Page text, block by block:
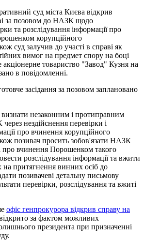
суд міста Києва відкрив
за позовом до НАЗК щодо
та розслідування інформації про
корупційного
суд залучив до участі в справі як
вимог на предмет спору на боці
акціонерне товариство "Завод" Кузня на
в повідомленні.
засідання за позовом заплановано
незаконним і протиправним
нездійснення перевірки і
про вчинення корупційного
позивач просить зобов'язати НАЗК
про вчинення Порошенком такого
розслідування інформації та вжити
на притягнення винних осіб до
позивачеві детальну письмову
перевірки, розслідування та вжиті
офіс генпрокурора відкрив справу на
за фактом можливих
президента при призначенні